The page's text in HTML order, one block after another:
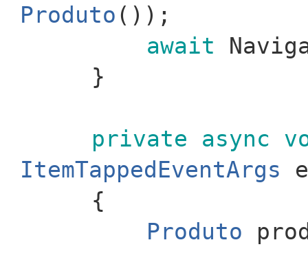
Produto ());
await
}
private async
ItemTappedEventArgs
{
Produto